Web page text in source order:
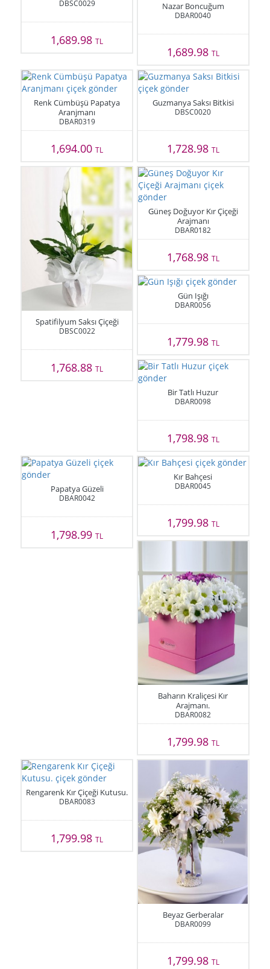
DBSC0029
1,689.98TL
Nazar Boncuğum
DBAR0040
1,689.98 TL
Renk Cümbüşü Papatya
Aranjmanı
DBAR0319
1,694.00TL
Guzmanya Saksı Bitkisi
DBSC0020
1,728.98 TL
Spatifilyum Saksı Çiçeği
DBSC0022
1,768.88TL
Güneş Doğuyor Kır Çiçeği
Arajmanı
DBAR0182
1,768.98 TL
Gün Işığı
DBAR0056
1,779.98 TL
Bir Tatlı Huzur
DBAR0098
1,798.98 TL
Papatya Güzeli
DBAR0042
1,798.99TL
Kır Bahçesi
DBAR0045
1,799.98 TL
Baharın Kraliçesi Kır
Arajmanı.
DBAR0082
1,799.98 TL
Rengarenk Kır Çiçeği Kutusu.
DBAR0083
1,799.98TL
Beyaz Gerberalar
DBAR0099
1,799.98 TL